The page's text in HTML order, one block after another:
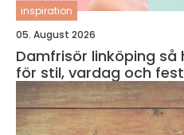
inspiration
05. August 2026
Damfrisör linköping så hittar du rätt salong
för stil, vardag och fest